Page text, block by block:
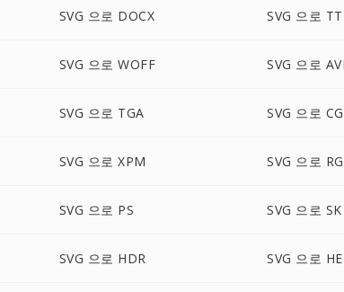
SVG 으로 DOCX SVG 으로
SVG 으로 WOFF SVG 으로
SVG 으로 TGA SVG 으로
SVG 으로 XPM SVG 으로
SVG 으로 PS SVG 으로 SK
SVG 으로 HDR SVG 으로